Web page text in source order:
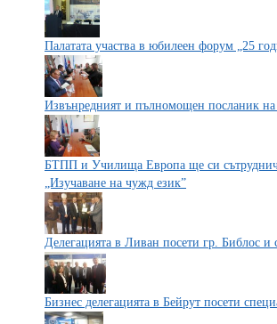
Палатата участва в юбилеен форум „25
Извънредният и пълномощен посланик
БТПП и Училища Европа ще си
„Изучаване на чужд език”
Делегацията в Ливан посети гр. Библос и
Бизнес делегацията в Бейрут посети